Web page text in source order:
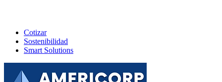
Cotizar
Sostenibilidad
Smart Solutions